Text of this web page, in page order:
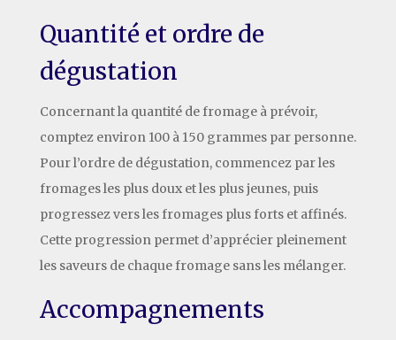
Quantité et ordre de
dégustation
Concernant la quantité de fromage à prévoir,
comptez environ 100 à 150 grammes par personne.
Pour l’ordre de dégustation, commencez par les
fromages les plus doux et les plus jeunes, puis
progressez vers les fromages plus forts et affinés.
Cette progression permet d’apprécier pleinement
les saveurs de chaque fromage sans les mélanger.
Accompagnements